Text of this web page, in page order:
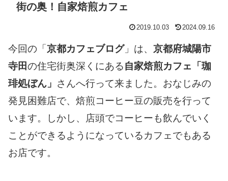
街の奥！自家焙煎カフェ
2019.10.03 2024.09.16
今回の「 京都カフェブログ」は、 京都府城陽市
寺田の住宅街奥深くにある自家焙煎カフェ「珈
琲処ぼん」 さんへ行って来ました。おなじみの
発見困難店で、焙煎コーヒー豆の販売を行って
います。しかし、店頭でコーヒーも飲んでいく
ことができるようになっているカフェでもある
お店です。